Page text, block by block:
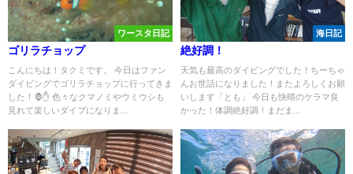
ワースタ日記
ゴリラチョップ
こんにちは！タクミです。 今日はファン
ダイビングでゴリラチョップに行ってきま
した！🦍✋ 色々なクマノミやウミウシも
見れて楽しいダイブになりま...
海日記
絶好調！
天気も最高のダイビングでした！ちーちゃ
んお世話になりました！またよろしくお願
いします「とも」 今日も快晴のケラマ良
かった！体調絶好調！まだま...